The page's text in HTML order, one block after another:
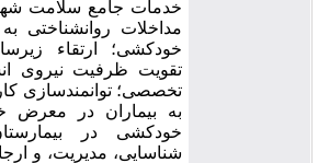
خدمات جامع سلامت
مداخلات روانشناختی
خودکشی؛ ارتقاء
تقویت ظرفیت نیروی
تخصصی؛ توانمندسازی
به بیماران در معرض
خودکشی در بیمارستان
شناسایی، مدیریت، و